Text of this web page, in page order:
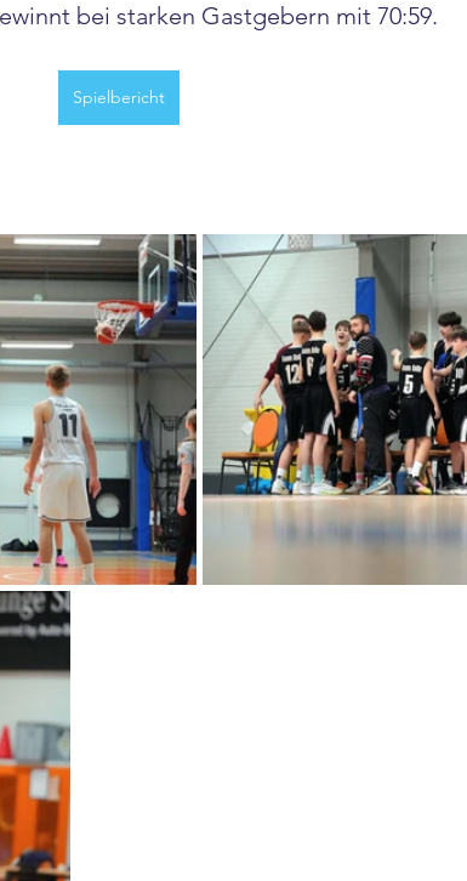
bei starken Gastgebern mit 70:59.
Spielbericht